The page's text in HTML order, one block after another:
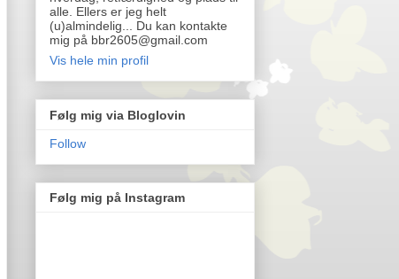
alle. Ellers er jeg helt
(u)almindelig... Du kan kontakte
mig på bbr2605@gmail.com
Vis hele min profil
Følg mig via Bloglovin
Follow
Følg mig på Instagram